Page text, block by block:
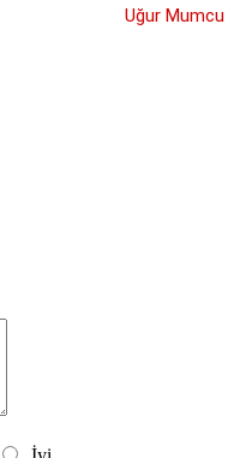
Uğur Mumcu